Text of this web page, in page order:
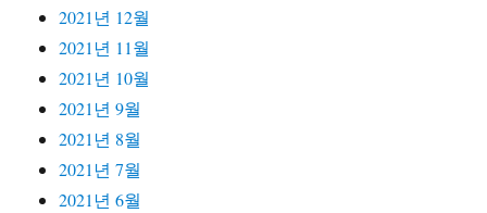
2021년 12월
2021년 11월
2021년 10월
2021년 9월
2021년 8월
2021년 7월
2021년 6월